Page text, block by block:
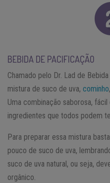
BEBIDA DE PACIFICAÇÃO
Chamado pelo Dr. Lad de
mistura de suco de uva, cominho
Uma combinação saborosa,
ingredientes que todos podem
Para preparar essa mistura
pouco de suco de uva,
suco de uva natural, ou seja,
orgânico.